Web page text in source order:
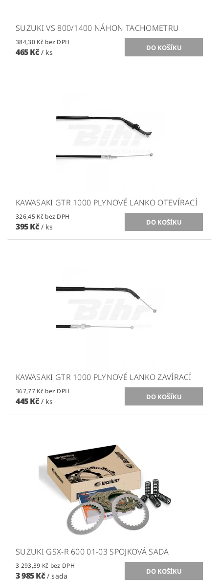
SUZUKI VS 800/1400 NÁHON TACHOMETRU
384,30 Kč bez DPH
465 Kč / ks
KAWASAKI GTR 1000 PLYNOVÉ LANKO OTEVÍRACÍ
326,45 Kč bez DPH
395 Kč / ks
KAWASAKI GTR 1000 PLYNOVÉ LANKO ZAVÍRACÍ
367,77 Kč bez DPH
445 Kč / ks
SUZUKI GSX-R 600 01-03 SPOJKOVÁ SADA
3 293,39 Kč bez DPH
3 985 Kč / sada